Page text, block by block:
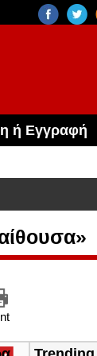
ή Εγγραφή